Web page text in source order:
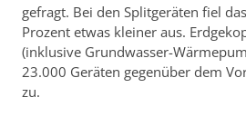
gefragt. Bei den Splitgeräten fiel
Prozent etwas kleiner aus.
(inklusive Grundwasser-
23.000 Geräten gegenüber dem
zu.